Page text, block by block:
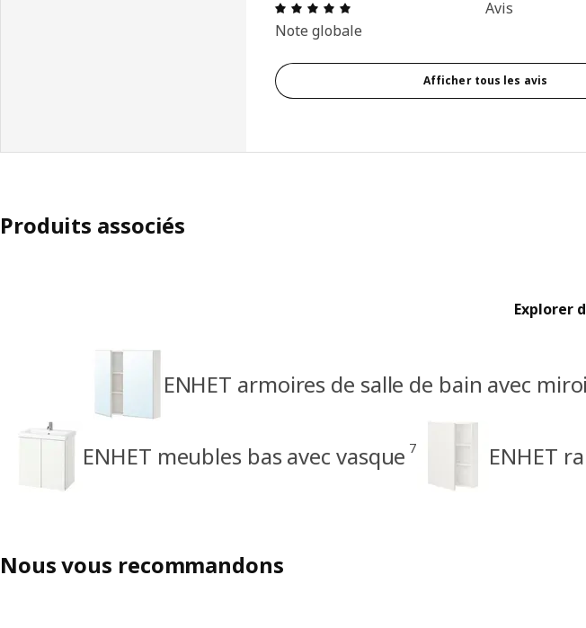
Avis: 5 sur 5 étoiles Nombre total d'avis:
Note globale
Avis
Afficher tous les avis
Produits associés
Explorer
ENHET armoires de salle de bain avec
ENHET meubles bas avec vasque 7 ENHET
Nous vous recommandons